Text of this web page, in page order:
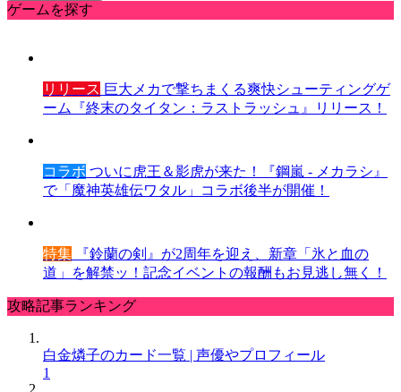
ゲームを探す
リリース 巨大メカで撃ちまくる爽快シューティングゲ
ーム『終末のタイタン：ラストラッシュ』リリース！
コラボ ついに虎王＆影虎が来た！『鋼嵐 - メカラシ』
で「魔神英雄伝ワタル」コラボ後半が開催！
特集 『鈴蘭の剣』が2周年を迎え、新章「氷と血の
道」を解禁ッ！記念イベントの報酬もお見逃し無く！
攻略記事ランキング
白金燐子のカード一覧 | 声優やプロフィール
1